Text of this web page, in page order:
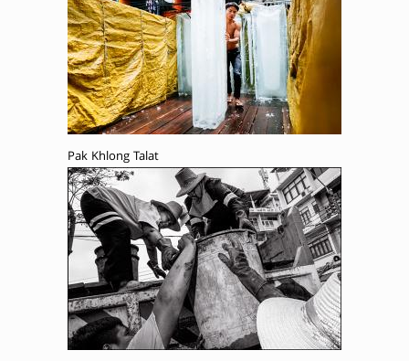
Pak Khlong Talat